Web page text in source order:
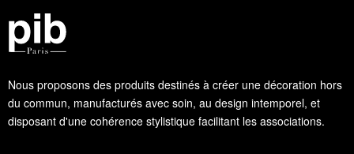
Nous proposons des produits destinés à créer une décoration hors
du commun, manufacturés avec soin, au design intemporel, et
disposant d'une cohérence stylistique facilitant les associations.